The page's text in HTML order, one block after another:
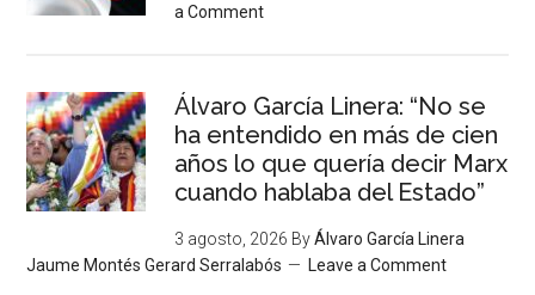
a Comment
Álvaro García Linera: “No se
ha entendido en más de cien
años lo que quería decir Marx
cuando hablaba del Estado”
3 agosto, 2026 ByÁlvaro García Linera
Jaume Montés Gerard Serralabós
Leave a Comment